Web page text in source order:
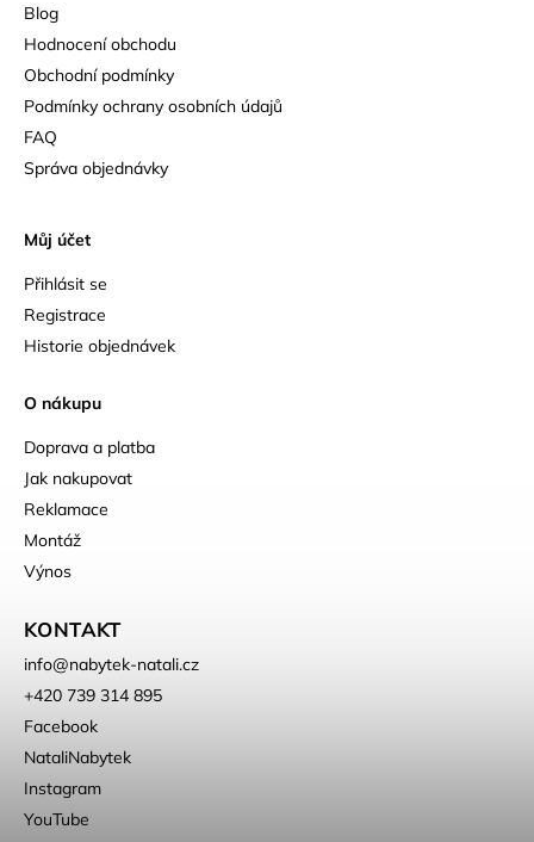
Blog
Hodnocení obchodu
Obchodní podmínky
Podmínky ochrany osobních údajů
FAQ
Správa objednávky
Můj účet
Přihlásit se
Registrace
Historie objednávek
O nákupu
Doprava a platba
Jak nakupovat
Reklamace
Montáž
Výnos
KONTAKT
info@nabytek-natali.cz
+420 739 314 895
Facebook
NataliNabytek
Instagram
YouTube